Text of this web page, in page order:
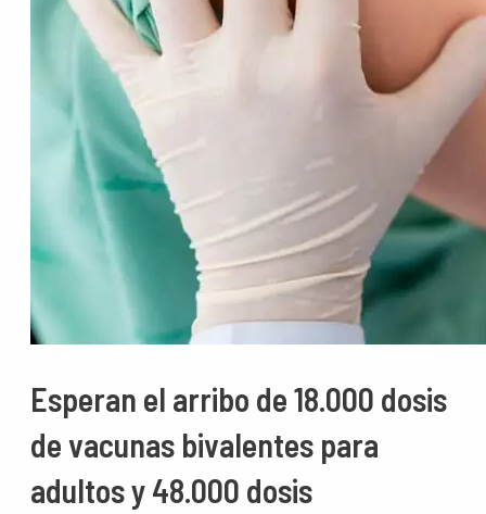
Esperan el arribo de 18.000 dosis
de vacunas bivalentes para
adultos y 48.000 dosis